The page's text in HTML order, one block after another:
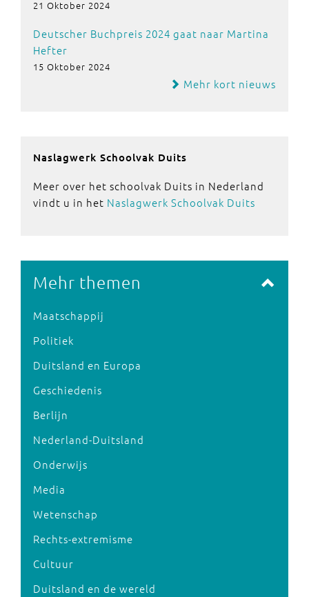
21 Oktober 2024
Deutscher Buchpreis 2024 gaat naar Martina
Hefter
15 Oktober 2024
Mehr kort nieuws
Naslagwerk Schoolvak Duits
Meer over het schoolvak Duits in Nederland
vindt u in het Naslagwerk Schoolvak Duits
Mehr themen
Maatschappij
Politiek
Duitsland en Europa
Geschiedenis
Berlijn
Nederland-Duitsland
Onderwijs
Media
Wetenschap
Rechts-extremisme
Cultuur
Duitsland en de wereld